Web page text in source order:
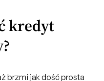
kredyt
brzmi jak dość prosta